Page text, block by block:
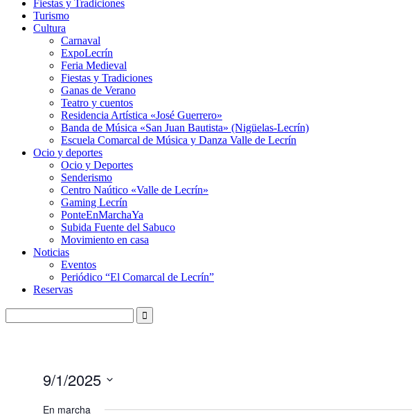
Fiestas y Tradiciones
Turismo
Cultura
Carnaval
ExpoLecrín
Feria Medieval
Fiestas y Tradiciones
Ganas de Verano
Teatro y cuentos
Residencia Artística «José Guerrero»
Banda de Música «San Juan Bautista» (Nigüelas-Lecrín)
Escuela Comarcal de Música y Danza Valle de Lecrín
Ocio y deportes
Ocio y Deportes
Senderismo
Centro Naútico «Valle de Lecrín»
Gaming Lecrín
PonteEnMarchaYa
Subida Fuente del Sabuco
Movimiento en casa
Noticias
Eventos
Periódico “El Comarcal de Lecrín”
Reservas
9/1/2025
fecha.
En marcha